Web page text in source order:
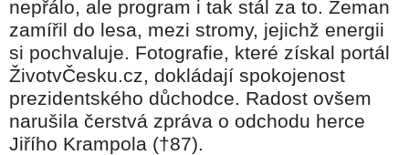
nepřálo, ale program i tak stál za to. Zeman
zamířil do lesa, mezi stromy, jejichž energii
si pochvaluje. Fotografie, které získal portál
ŽivotvČesku.cz, dokládají spokojenost
prezidentského důchodce. Radost ovšem
narušila čerstvá zpráva o odchodu herce
Jiřího Krampola (†87).